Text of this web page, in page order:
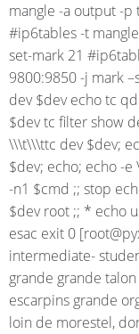
mangle -a output -p
#ip6tables -t
set-mark 21
9800:9850 -j mark
dev $dev echo tc
$dev tc filter show
\\\t\\\ttc dev $dev;
$dev; echo; echo -e
-n1 $cmd ;; stop
$dev root ;; * echo
esac exit 0
intermediate-
grande grande
escarpins grande
loin de morestel,